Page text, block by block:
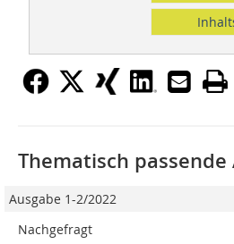
Thematisch
Ausgabe 1-2/2022
Nachgefragt